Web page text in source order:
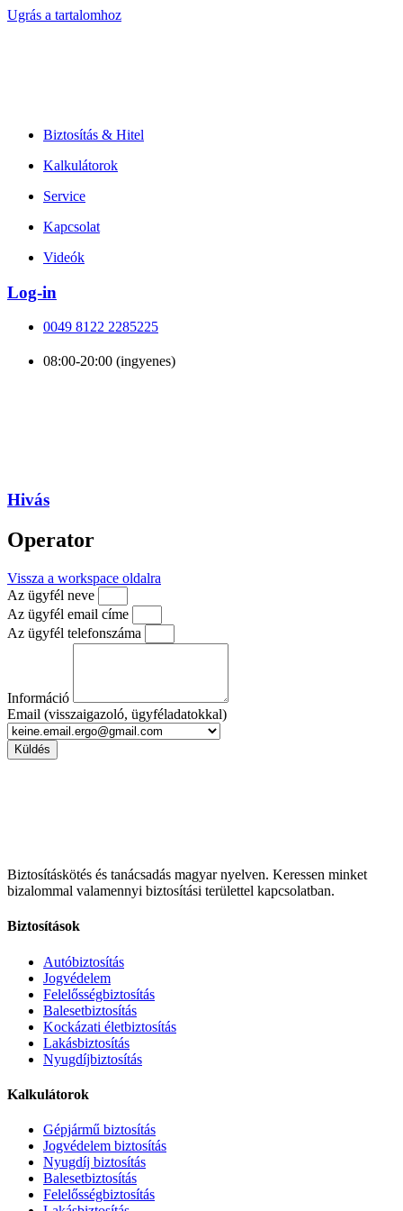
Ugrás a tartalomhoz
Biztosítás & Hitel
Kalkulátorok
Service
Kapcsolat
Videók
Log-in
0049 8122 2285225
08:00-20:00 (ingyenes)
Hivás
Operator
Vissza a workspace oldalra
Az ügyfél neve
Az ügyfél email címe
Az ügyfél telefonszáma
Információ
Email (visszaigazoló, ügyféladatokkal)
Küldés
Biztosításkötés és tanácsadás magyar nyelven. Keressen minket
bizalommal valamennyi biztosítási területtel kapcsolatban.
Biztosítások
Autóbiztosítás
Jogvédelem
Felelősségbiztosítás
Balesetbiztosítás
Kockázati életbiztosítás
Lakásbiztosítás
Nyugdíjbiztosítás
Kalkulátorok
Gépjármű biztosítás
Jogvédelem biztosítás
Nyugdíj biztosítás
Balesetbiztosítás
Felelősségbiztosítás